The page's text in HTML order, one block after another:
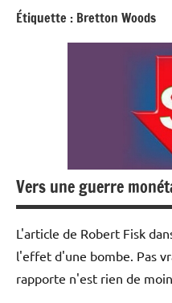
Étiquette : Bretton Woods
Vers une guerre
L'article de Robert Fisk
l'effet d'une bombe. Pas
rapporte n'est rien de